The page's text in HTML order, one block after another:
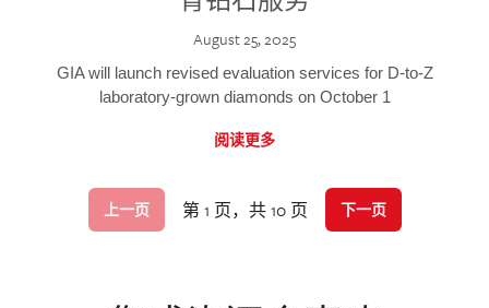
August 25, 2025
GIA will launch revised evaluation services for D-to-Z
laboratory-grown diamonds on October 1
阅读更多
上一页 第 1 页，共 10 页 下一页